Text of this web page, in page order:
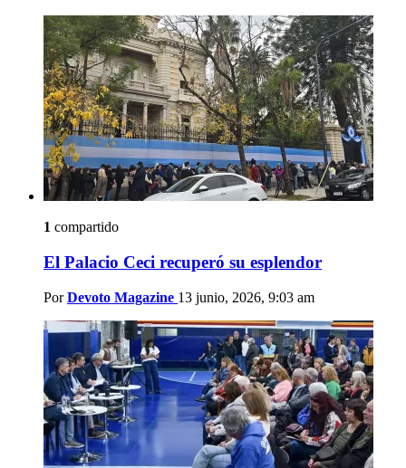
1 compartido
El Palacio Ceci recuperó su esplendor
Por Devoto Magazine 13 junio, 2026, 9:03 am